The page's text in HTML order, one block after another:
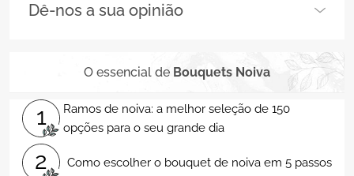
Dê-nos a sua opinião
O essencial de Bouquets Noiva
1
Ramos de noiva: a melhor seleção de 150
opções para o seu grande dia
2 Como escolher o bouquet de noiva em 5 passos